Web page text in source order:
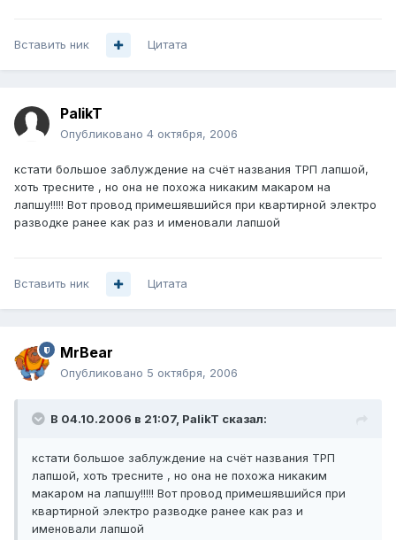
Вставить ник Цитата
PalikT
Опубликовано 4 октября, 2006
кстати большое заблуждение на счёт названия ТРП лапшой,
хоть тресните , но она не похожа никаким макаром на
лапшу!!!!! Вот провод примешявшийся при квартирной электро
разводке ранее как раз и именовали лапшой
Вставить ник Цитата
MrBear
Опубликовано 5 октября, 2006
В 04.10.2006 в 21:07, PalikT сказал:
кстати большое заблуждение на счёт названия ТРП
лапшой, хоть тресните , но она не похожа никаким
макаром на лапшу!!!!! Вот провод примешявшийся при
квартирной электро разводке ранее как раз и
именовали лапшой